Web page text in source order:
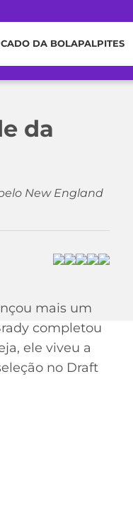
DA BOLAPALPITES
da
New England
mais um
completou
ele viveu a
no Draft